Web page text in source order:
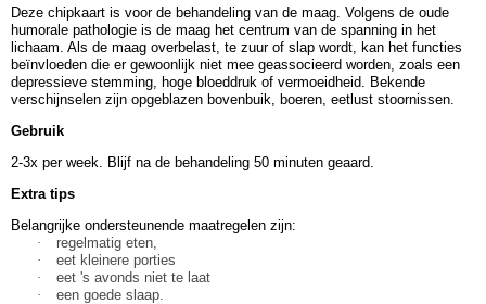
Deze chipkaart is voor de behandeling van de maag. Volgens de oude
humorale pathologie is de maag het centrum van de spanning in het
lichaam. Als de maag overbelast, te zuur of slap wordt, kan het functies
beïnvloeden die er gewoonlijk niet mee geassocieerd worden, zoals een
depressieve stemming, hoge bloeddruk of vermoeidheid. Bekende
verschijnselen zijn opgeblazen bovenbuik, boeren, eetlust stoornissen.
Gebruik
2-3x per week. Blijf na de behandeling 50 minuten geaard.
Extra tips
Belangrijke ondersteunende maatregelen zijn:
·
regelmatig eten,
·
eet kleinere porties
·
eet 's avonds niet te laat
·
een goede slaap.